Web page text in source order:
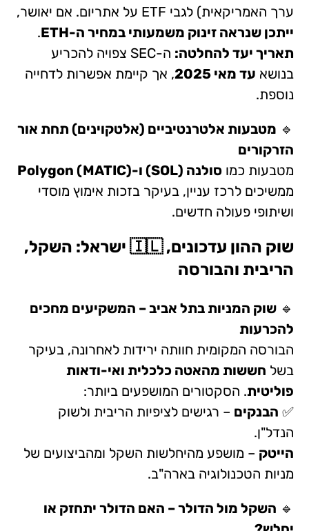
ערך האמריקאית) לגבי ETF על אתריום. אם יאושר,
ייתכן שנראה זינוק משמעותי במחיר ה-ETH
.
תאריך יעד להחלטה:
ה-SEC צפויה להכריע
בנושא עד מאי 2025
, אך קיימת אפשרות לדחייה
נוספת.
🔹 מטבעות אלטרנטיביים (אלטקוינים) תחת אור
הזרקורים
מטבעות כמוסולנה (SOL) ו-Polygon (MATIC)
ממשיכים לרכז עניין, בעיקר בזכות אימוץ מוסדי
ושיתופי פעולה חדשים.
שוק ההון עדכונים, 🇮🇱 ישראל: השקל,
הריבית והבורסה
🔹שוק המניות בתל אביב – המשקיעים מחכים
להכרעות
הבורסה המקומית חוותה ירידות לאחרונה, בעיקר
בשל חששות מהאטה כלכלית ואי-ודאות
פוליטית. הסקטורים המושפעים ביותר:
✅ הבנקים – רגישים לציפיות הריבית ולשוק
הנדל"ן.
הייטק – מושפע מהיחלשות השקל ומהביצועים של
מניות הטכנולוגיה בארה"ב.
🔹 השקל מול הדולר – האם הדולר יתחזק או